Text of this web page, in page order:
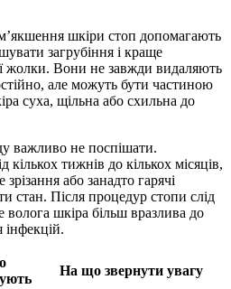
шкіри стоп допомагають
загрубіння і краще
жолки. Вони не завжди видаляють
але можуть бути частиною
суха, щільна або схильна до
важливо не поспішати.
тижнів до кількох місяців,
або занадто гарячі
стан. Після процедур стопи слід
шкіра більш вразлива до
На що звернути увагу